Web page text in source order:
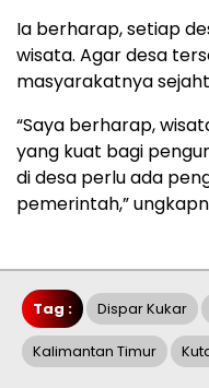
Ia berharap, setiap
wisata. Agar desa
masyarakatnya
“Saya berharap,
yang kuat bagi
di desa perlu ada
pemerintah,”
Tag : Dispar Kukar
Kalimantan Timur